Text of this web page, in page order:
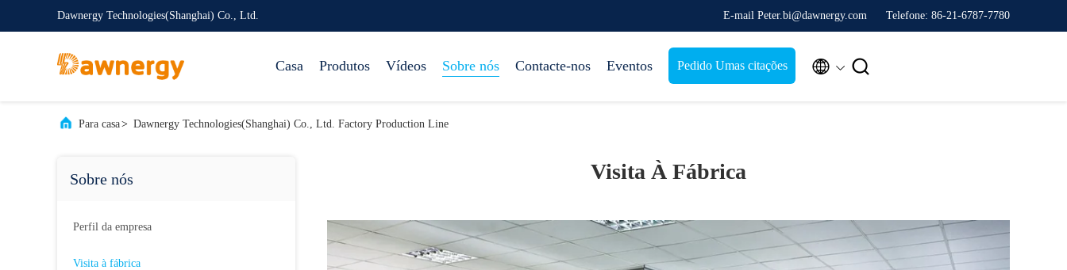
Dawnergy Technologies(Shanghai) Co., Ltd. E-mail Peter.bi@dawnergy.com Telefone: 86-21-6787-7780
Casa Produtos Vídeos Sobre nós Contacte-nos Eventos Pedido Umas citações  
Para casa> Dawnergy Technologies(Shanghai) Co., Ltd. Factory Production Line
Sobre nós
Perfil da empresa
Visita à fábrica
Visita À Fábrica